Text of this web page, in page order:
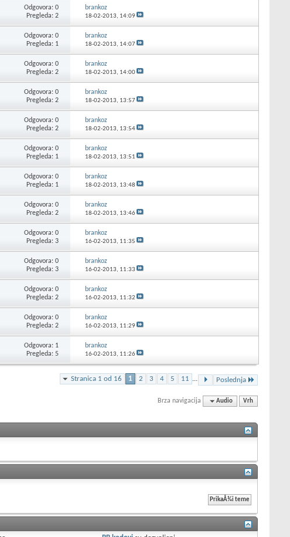
Odgovora: 0
Pregleda: 2
brankoz
18-02-2013, 14:09
Odgovora: 0
Pregleda: 1
brankoz
18-02-2013, 14:07
Odgovora: 0
Pregleda: 2
brankoz
18-02-2013, 14:00
Odgovora: 0
Pregleda: 2
brankoz
18-02-2013, 13:57
Odgovora: 0
Pregleda: 2
brankoz
18-02-2013, 13:54
Odgovora: 0
Pregleda: 1
brankoz
18-02-2013, 13:51
Odgovora: 0
Pregleda: 1
brankoz
18-02-2013, 13:48
Odgovora: 0
Pregleda: 2
brankoz
18-02-2013, 13:46
Odgovora: 0
Pregleda: 3
brankoz
16-02-2013, 11:35
Odgovora: 0
Pregleda: 3
brankoz
16-02-2013, 11:33
Odgovora: 0
Pregleda: 2
brankoz
16-02-2013, 11:32
Odgovora: 0
Pregleda: 2
brankoz
16-02-2013, 11:29
Odgovora: 1
Pregleda: 5
brankoz
16-02-2013, 11:26
Stranica 1 od 16 1 2 3 4 5 11 ... Poslednja
Brza navigacija Audio Vrh